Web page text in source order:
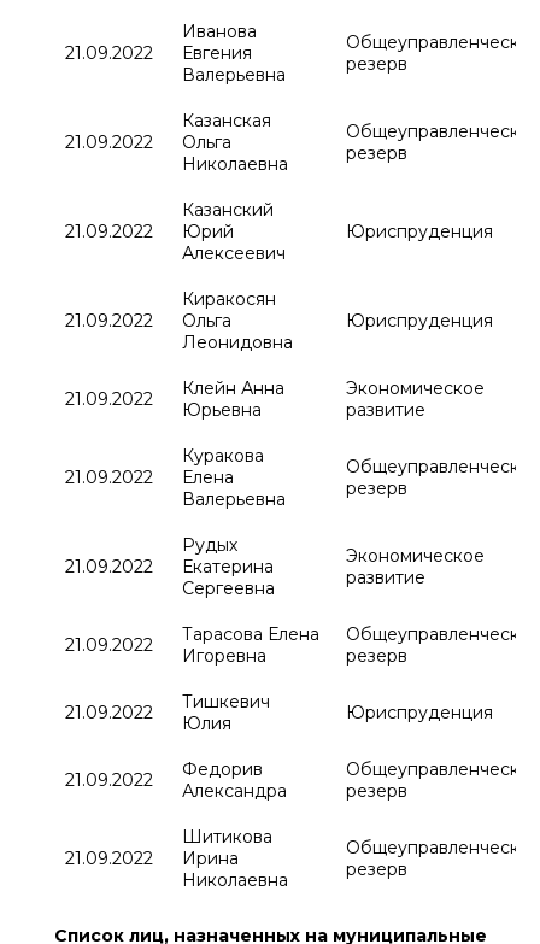
21.09.2022
Иванова
Евгения
Валерьевна
Общеуправленческий
резерв
21.09.2022
Казанская
Ольга
Николаевна
Общеуправленческий
резерв
21.09.2022
Казанский
Юрий
Алексеевич
Юриспруденция
21.09.2022
Киракосян
Ольга
Леонидовна
Юриспруденция
21.09.2022
Клейн Анна
Юрьевна
Экономическое
развитие
21.09.2022
Куракова
Елена
Валерьевна
Общеуправленческий
резерв
21.09.2022
Рудых
Екатерина
Сергеевна
Экономическое
развитие
21.09.2022
Тарасова Елена
Игоревна
Общеуправленческий
резерв
21.09.2022
Тишкевич
Юлия
Юриспруденция
21.09.2022
Федорив
Александра
Общеуправленческий
резерв
21.09.2022
Шитикова
Ирина
Николаевна
Общеуправленческий
резерв
Список лиц, назначенных на муниципальные